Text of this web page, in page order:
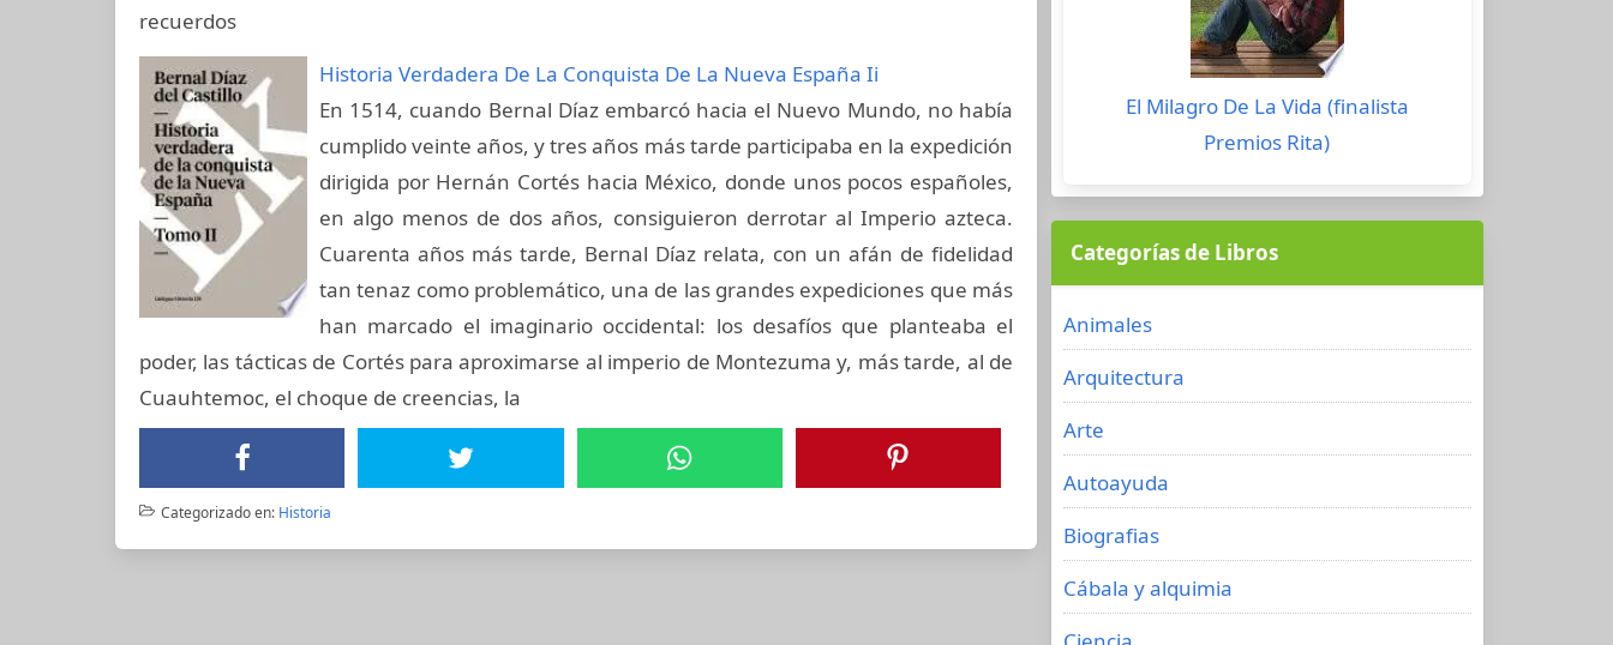
recuerdos
Historia Verdadera De La Conquista De La Nueva España Ii
En 1514, cuando Bernal Díaz embarcó hacia el Nuevo Mundo, no había
cumplido veinte años, y tres años más tarde participaba en la expedición
dirigida por Hernán Cortés hacia México, donde unos pocos españoles,
en algo menos de dos años, consiguieron derrotar al Imperio azteca.
Cuarenta años más tarde, Bernal Díaz relata, con un afán de fidelidad
tan tenaz como problemático, una de las grandes expediciones que más
han marcado el imaginario occidental: los desafíos que planteaba el
poder, las tácticas de Cortés para aproximarse al imperio de Montezuma y, más tarde, al de
Cuauhtemoc, el choque de creencias, la
Categorizado en: Historia
El Milagro De La Vida (finalista
Premios Rita)
Categorías de Libros
Animales
Arquitectura
Arte
Autoayuda
Biografias
Cábala y alquimia